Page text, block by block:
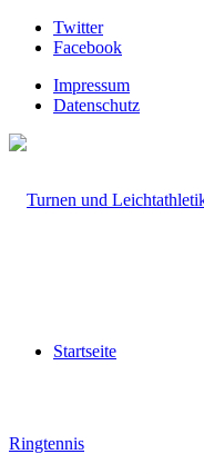
Twitter
Facebook
Impressum
Datenschutz
Startseite
Ringtennis